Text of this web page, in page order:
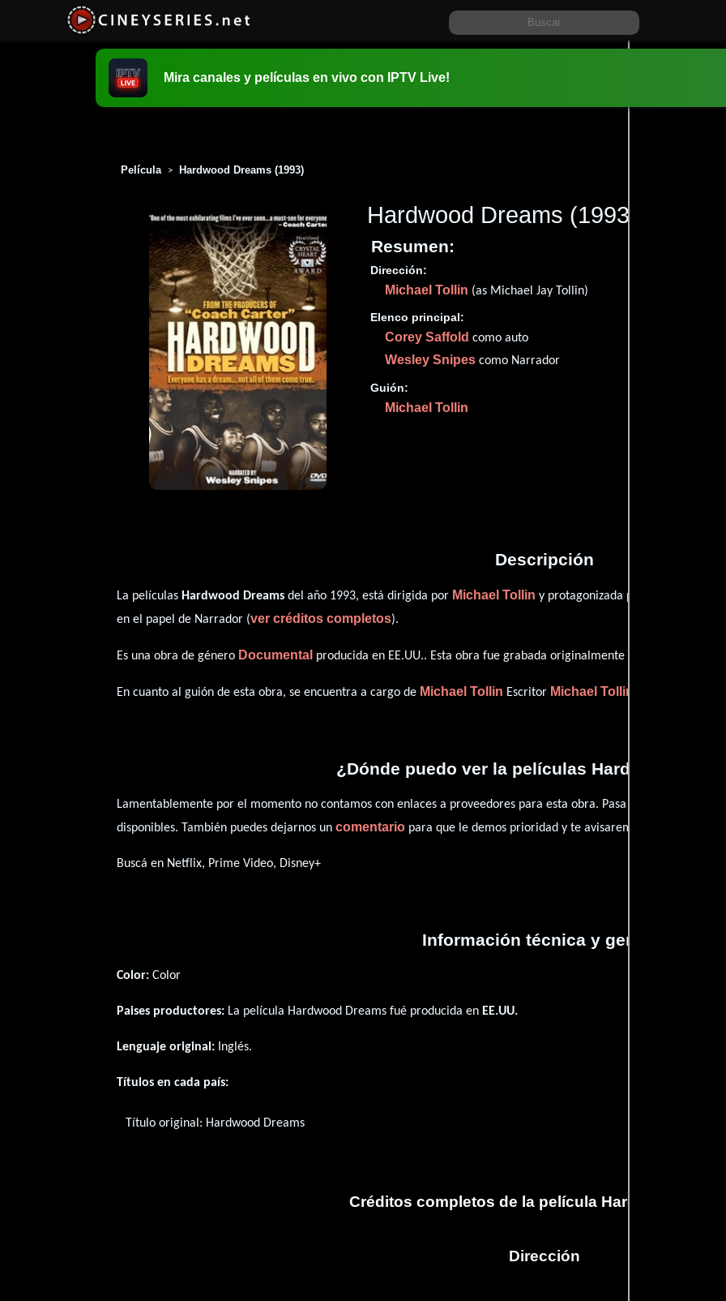
Mira canales y películas en vivo con IPTV Live!
Película > Hardwood Dreams (1993)
Hardwood Dreams (1993)
Resumen:
Dirección:
Michael Tollin (as Michael Jay Tollin)
Elenco principal:
Corey Saffold como auto
Wesley Snipes como Narrador
Guión:
Michael Tollin
Descripción
La películas Hardwood Dreams del año 1993, está dirigida por Michael Tollin y protagonizada por
en el papel de Narrador (ver créditos completos).
Es una obra de género Documental producida en EE.UU.. Esta obra fue grabada originalmente con dialogos en
En cuanto al guión de esta obra, se encuentra a cargo de Michael Tollin Escritor Michael Tollin
¿Dónde puedo ver la películas Hardwood
Lamentablemente por el momento no contamos con enlaces a proveedores para esta obra. Pasa por nuestro
disponibles. También puedes dejarnos uncomentario para que le demos prioridad y te avisaremos cuando se
Buscá en Netflix, Prime Video, Disney+
Información técnica y general
Color: Color
Paises productores: La película Hardwood Dreams fué producida en EE.UU.
Lenguaje original: Inglés.
Títulos en cada país:
Título original: Hardwood Dreams
Créditos completos de la película Hardwood
Dirección